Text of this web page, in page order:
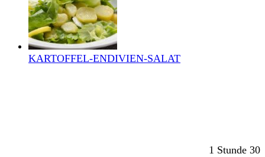
KARTOFFEL-ENDIVIEN-SALAT
1 Stunde 30